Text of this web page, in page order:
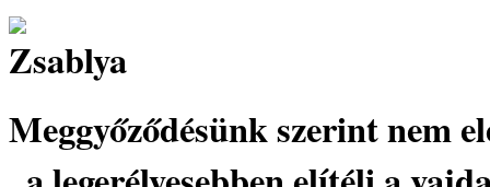
Meggyőződésünk szerint nem